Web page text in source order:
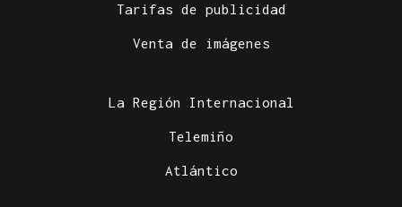
Tarifas de publicidad
Venta de imágenes
La Región Internacional
Telemiño
Atlántico